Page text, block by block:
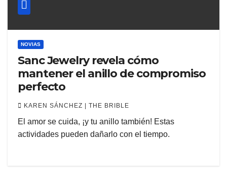
NOVIAS
Sanc Jewelry revela cómo
mantener el anillo de compromiso
perfecto
KAREN SÁNCHEZ | THE BRIBLE
El amor se cuida, ¡y tu anillo también! Estas
actividades pueden dañarlo con el tiempo.